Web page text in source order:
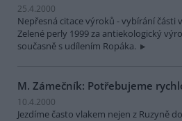
25.4.2000
Nepřesná citace výroků - vybírání části
Zelené perly 1999 za antiekologický
současně s udílením Ropáka.
M. Zámečník: Potřebujeme
10.4.2000
Jezdíme často vlakem nejen z Ruzyně